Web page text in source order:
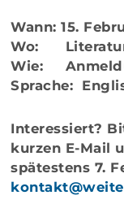
Wann:15.
Wo:
Wie:
Sprache:
Interessiert?
kurzen E-Mail
spätestens 7.